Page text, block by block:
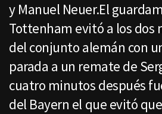
y Manuel Neuer.El
Tottenham evitó a los dos
del conjunto alemán con
parada a un remate de
cuatro minutos después
del Bayern el que evitó